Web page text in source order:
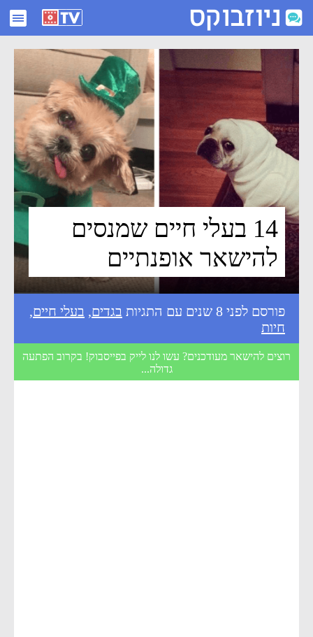
14 בעלי חיים שמנסים להישאר אופנתיים - ניוזבוקס
14 בעלי חיים שמנסים
להישאר אופנתיים
פורסם לפני 8 שנים עם התגיות בגדים, בעלי חיים,
חיות
רוצים להישאר מעודכנים? עשו לנו לייק בפייסבוק! בקרוב הפתעה
גדולה...